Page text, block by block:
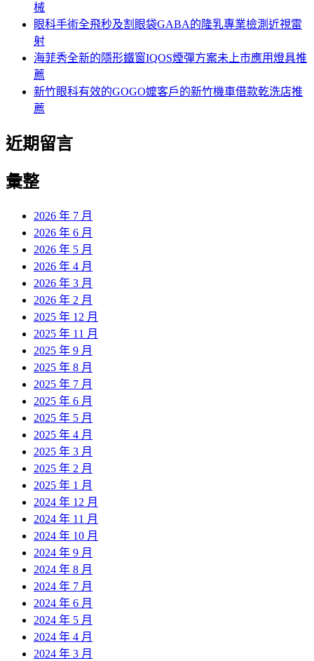
械
眼科手術全飛秒及割眼袋GABA的隆乳專業檢測近視雷
射
海菲秀全新的隱形鐵窗IQOS煙彈方案未上市應用燈具推
薦
新竹眼科有效的GOGO嬤客戶的新竹機車借款乾洗店推
薦
近期留言
彙整
2026 年 7 月
2026 年 6 月
2026 年 5 月
2026 年 4 月
2026 年 3 月
2026 年 2 月
2025 年 12 月
2025 年 11 月
2025 年 9 月
2025 年 8 月
2025 年 7 月
2025 年 6 月
2025 年 5 月
2025 年 4 月
2025 年 3 月
2025 年 2 月
2025 年 1 月
2024 年 12 月
2024 年 11 月
2024 年 10 月
2024 年 9 月
2024 年 8 月
2024 年 7 月
2024 年 6 月
2024 年 5 月
2024 年 4 月
2024 年 3 月